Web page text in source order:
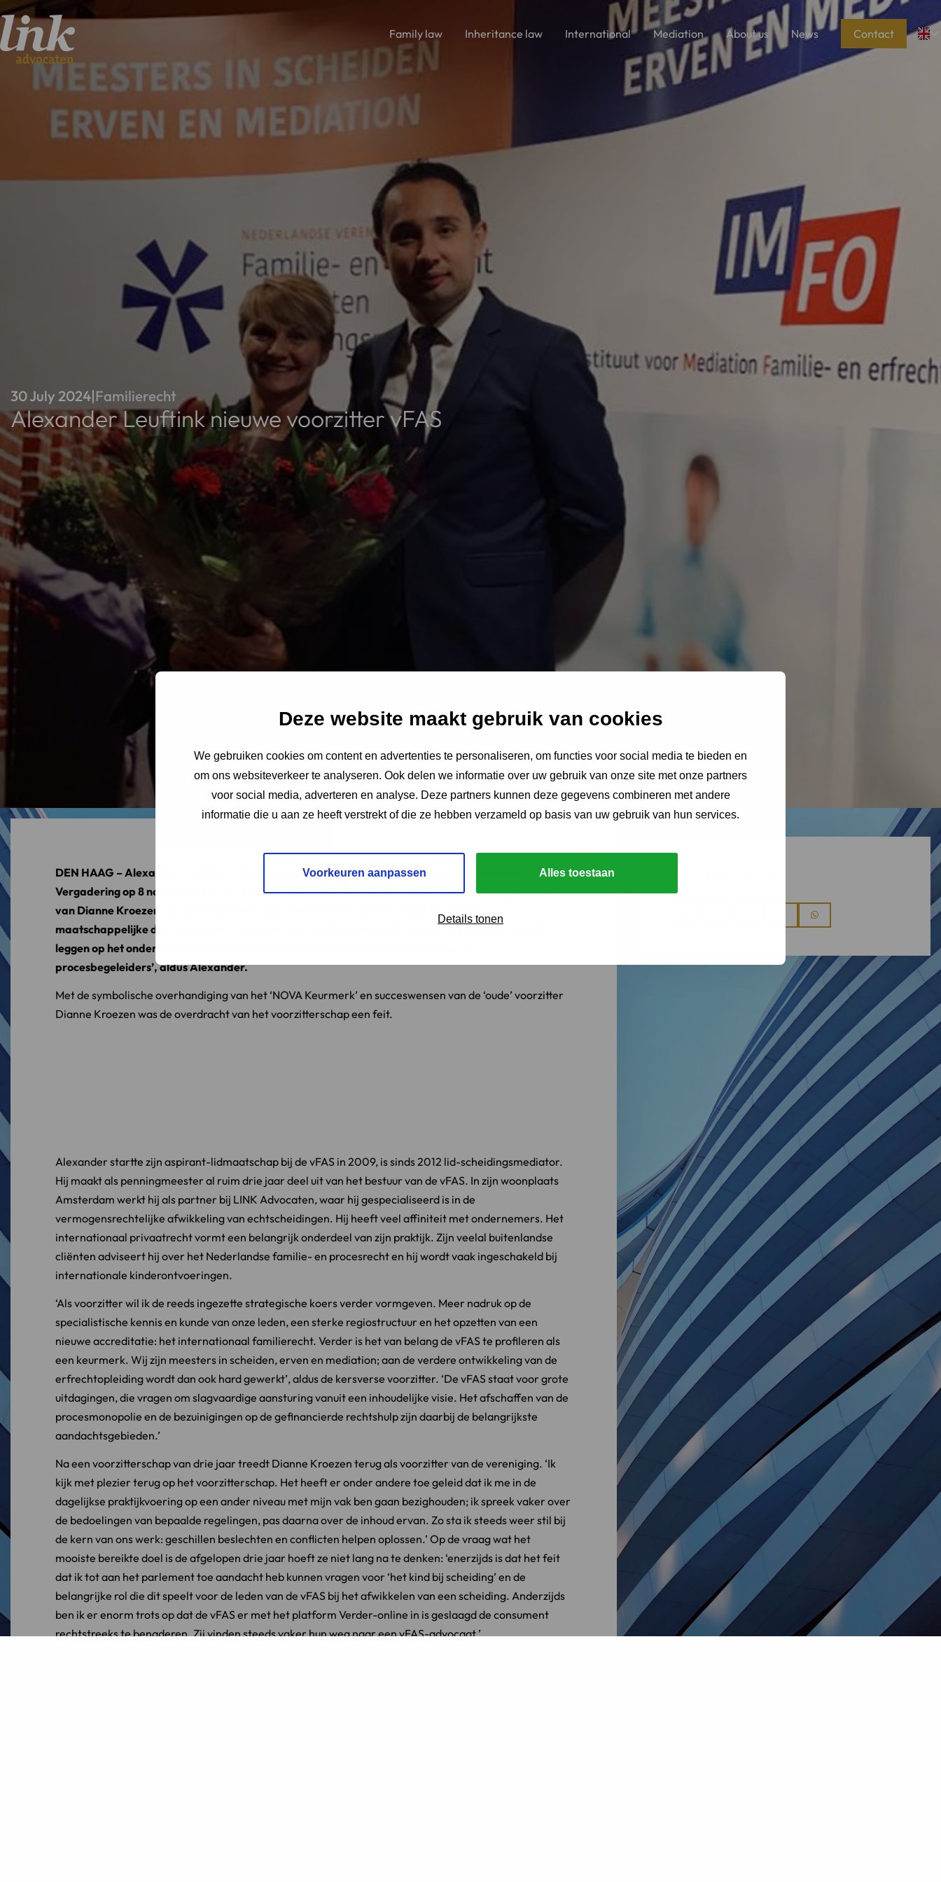
Deze website maakt gebruik van cookies
We gebruiken cookies om content en advertenties te personaliseren, om functies voor social media te bieden en
om ons websiteverkeer te analyseren. Ook delen we informatie over uw gebruik van onze site met onze partners
voor social media, adverteren en analyse. Deze partners kunnen deze gegevens combineren met andere
informatie die u aan ze heeft verstrekt of die ze hebben verzameld op basis van uw gebruik van hun services.
Voorkeuren aanpassen Alles toestaan
Details tonen
Family law Inheritance law International Mediation About us News Contact
30 July 2024|Familierecht
Alexander Leuftink nieuwe voorzitter vFAS
DEN HAAG – Alexander Leuftink is de nieuwe voorzitter van de vFAS. Tijdens de Algemene
Vergadering op 8 november jl. in De Winkel van Sinkel in Utrecht heeft hij het stokje overgenomen
van Dianne Kroezen.
maatschappelijke druk op het dejuridiseren van het scheidingsrecht moeten wij meer de nadruk
leggen op het onderscheidend vermogen van onze leden ten opzichte van andere
procesbegeleiders’, aldus Alexander.
Met de symbolische overhandiging van het ‘NOVA Keurmerk’ en succeswensen van de ‘oude’ voorzitter
Dianne Kroezen was de overdracht van het voorzitterschap een feit.
Alexander startte zijn aspirant-lidmaatschap bij de vFAS in 2009, is sinds 2012 lid-scheidingsmediator.
Hij maakt als penningmeester al ruim drie jaar deel uit van het bestuur van de vFAS. In zijn woonplaats
Amsterdam werkt hij als partner bij LINK Advocaten, waar hij gespecialiseerd is in de
vermogensrechtelijke afwikkeling van echtscheidingen. Hij heeft veel affiniteit met ondernemers. Het
internationaal privaatrecht vormt een belangrijk onderdeel van zijn praktijk. Zijn veelal buitenlandse
cliënten adviseert hij over het Nederlandse familie- en procesrecht en hij wordt vaak ingeschakeld bij
internationale kinderontvoeringen.
‘Als voorzitter wil ik de reeds ingezette strategische koers verder vormgeven. Meer nadruk op de
specialistische kennis en kunde van onze leden, een sterke regiostructuur en het opzetten van een
nieuwe accreditatie: het internationaal familierecht. Verder is het van belang de vFAS te profileren als
een keurmerk. Wij zijn meesters in scheiden, erven en mediation; aan de verdere ontwikkeling van de
erfrechtopleiding wordt dan ook hard gewerkt’, aldus de kersverse voorzitter. ‘De vFAS staat voor grote
uitdagingen, die vragen om slagvaardige aansturing vanuit een inhoudelijke visie. Het afschaffen van de
procesmonopolie en de bezuinigingen op de gefinancierde rechtshulp zijn daarbij de belangrijkste
aandachtsgebieden.’
Na een voorzitterschap van drie jaar treedt Dianne Kroezen terug als voorzitter van de vereniging. ‘Ik
kijk met plezier terug op het voorzitterschap. Het heeft er onder andere toe geleid dat ik me in de
dagelijkse praktijkvoering op een ander niveau met mijn vak ben gaan bezighouden; ik spreek vaker over
de bedoelingen van bepaalde regelingen, pas daarna over de inhoud ervan. Zo sta ik steeds weer stil bij
de kern van ons werk: geschillen beslechten en conflicten helpen oplossen.’ Op de vraag wat het
mooiste bereikte doel is de afgelopen drie jaar hoeft ze niet lang na te denken: ‘enerzijds is dat het feit
dat ik tot aan het parlement toe aandacht heb kunnen vragen voor ‘het kind bij scheiding’ en de
belangrijke rol die dit speelt voor de leden van de vFAS bij het afwikkelen van een scheiding. Anderzijds
ben ik er enorm trots op dat de vFAS er met het platform Verder-online in is geslaagd de consument
rechtstreeks te benaderen. Zij vinden steeds vaker hun weg naar een vFAS-advocaat.’
via
Share
via